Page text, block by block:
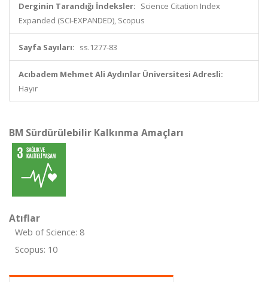
Derginin Tarandığı İndeksler: Science Citation Index
Expanded (SCI-EXPANDED), Scopus
Sayfa Sayıları: ss.1277-83
Acıbadem Mehmet Ali Aydınlar Üniversitesi Adresli:
Hayır
BM Sürdürülebilir Kalkınma Amaçları
Atıflar
Web of Science: 8
Scopus: 10